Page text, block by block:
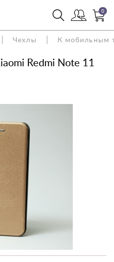
0
Чехлы К мобильным
Redmi Note 11